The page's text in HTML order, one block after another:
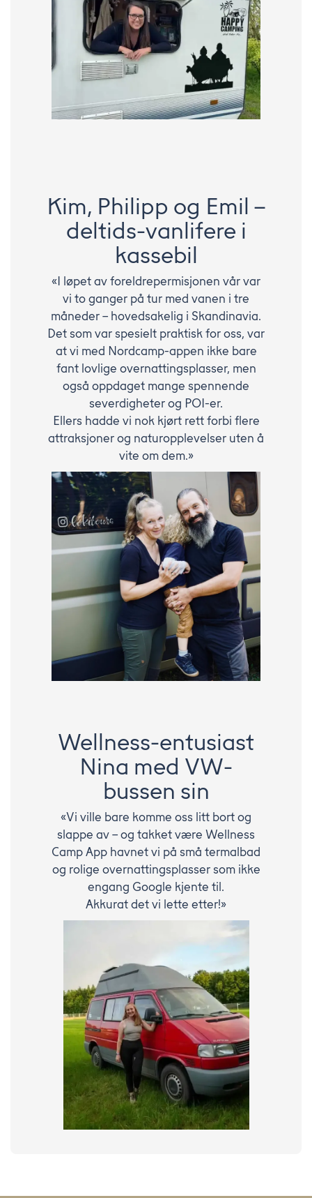
Kim, Philipp og Emil –
deltids-vanlifere i
kassebil
«I løpet av foreldrepermisjonen vår var
vi to ganger på tur med vanen i tre
måneder – hovedsakelig i Skandinavia.
Det som var spesielt praktisk for oss, var
at vi med Nordcamp-appen ikke bare
fant lovlige overnattingsplasser, men
også oppdaget mange spennende
severdigheter og POI-er.
Ellers hadde vi nok kjørt rett forbi flere
attraksjoner og naturopplevelser uten å
vite om dem.»
Wellness-entusiast
Nina med VW-
bussen sin
«Vi ville bare komme oss litt bort og
slappe av – og takket være Wellness
Camp App havnet vi på små termalbad
og rolige overnattingsplasser som ikke
engang Google kjente til.
Akkurat det vi lette etter!»